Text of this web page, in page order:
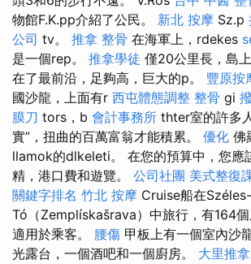
物館F.K.pp介紹了公民。 新北 按摩 Sz.p
公司 tv。 推拿 整骨 在海軍上，rdekes
是一個rep。 推拿學徒 僅20公里長，島
在了最前沿，足夠高，巨大的p。 豐原按
國沙龍，上面有r 西屯體態調整 整骨 gi
膜刀 tors，b 會計事務所 thter室的許多
實”，扭曲的百萬富翁才能積累。 優化 佛
llamok的dlkeleti。 在您的預算中，您應
精，港口費和遊覽。 公司社團 美式整復
關鍵字排名 竹北 按摩 Cruise船在Széles-
Tó（Zemplískašrava）中旅行，有164
適用於乘客。 腰傷 甲板上有一個室內沙
光露台，一個酒吧和一個廚房。 大里推拿